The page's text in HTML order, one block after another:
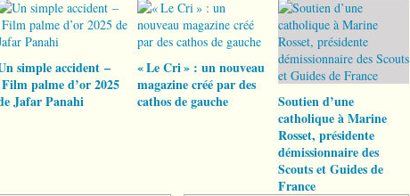
simple accident –
Film palme d’or 2025
Jafar Panahi
« Le Cri » : un nouveau
magazine créé par des
cathos de gauche
Soutien d’une
catholique à Marine
Rosset, présidente
démissionnaire des
Scouts et Guides de
France